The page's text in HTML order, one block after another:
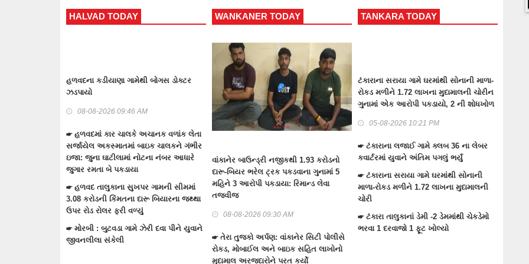
ગામેથી બોગસ ડોક્ટર
ચાલકે અચાનક વળાંક લેતા
બાઇક ચાલકને ગંભીર
નોટના નંબર આધારે
સુખપર ગામની સીમમાં
કિંમતના દારૂ બિયારના જથ્થા
ગામે ઝેરી દવા પીને યુવાને
WANKANER TODAY
વાંકાનેર બાઉન્ડ્રી નજીકથી 1.93 કરોડનો
દારૂ-બિયર ભરેલ ટ્રક પકડવાના ગુનામાં 5
મહિને 3 આરોપી પકડાયા: રિમાન્ડ લેવા
તજવીજ
08-08-2026 09:30 AM
☛ તેરા તુજકો અર્પણ: વાંકાનેર સિટી પોલીસે
રોકડ, મોબાઈલ અને બાઇક સહિત લાખોનો
TANKARA TODAY
ટંકારાના સરાયા ગામે ઘરમાંથી સોનાની માળા-
રોકડ મળીને 1.72 લાખના મુદામાલની ચોરીન
ગુનામાં એક આરોપી પકડાયો, 2 ની શોધખોળ
05-08-2026 10:21 PM
☛ ટંકારાના લજાઈ ગામે ક્લબ 36 ના લેબર
કવાર્ટરમાં યુવાને અંતિમ પગલું ભર્યું
☛ ટંકારાના સરાયા ગામે ઘરમાંથી સોનાની
માળા-રોકડ મળીને 1.72 લાખના મુદામાલની
☛ ટંકારા તાલુકાનાં ડેમી -2 ડેમમાંથી ચેકડેમો
MALIYA TODAY
માળીયા (મીં)-મોરબી પંથકમાં અતિવૃસ્ટીના
અસરગ્રસ્તોની વ્હારે આવતી જયદીપ એન્ડ
કંપની
03-08-2026 08:08 PM
☛ હળવદ-માળિયા હાઇવે રોડ ઉપર ડબલ
સવારી બાઇક આડે ગાય આવતા સર્જાયેલ
અકસ્માતમાં ઇજા પામેલા બે પૈકીનાં એક
યુવાનનું મોત
ડમ્પર પાછળ એસટીની બસ ઘૂસી જતાં 5
મુસાફરોને ઇજા